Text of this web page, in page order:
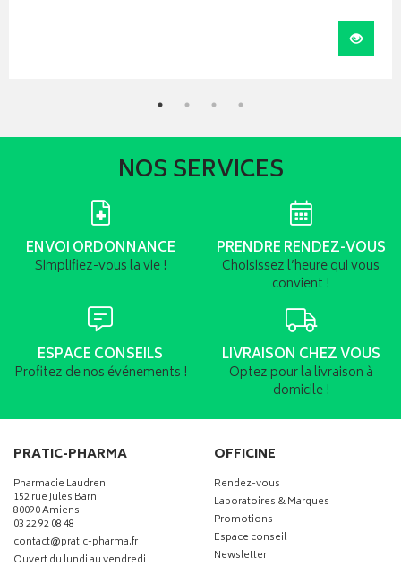
NOS SERVICES
ENVOI ORDONNANCE
Simplifiez-vous la vie !
PRENDRE RENDEZ-VOUS
Choisissez l’heure qui vous
convient !
ESPACE CONSEILS
Profitez de nos événements !
LIVRAISON CHEZ VOUS
Optez pour la livraison à
domicile !
PRATIC-PHARMA
Pharmacie Laudren
152 rue Jules Barni
80090 Amiens
03 22 92 08 48
contact-
@-
pratic-pharma.fr
Ouvert du lundi au vendredi
OFFICINE
Rendez-vous
Laboratoires & Marques
Promotions
Espace conseil
Newsletter